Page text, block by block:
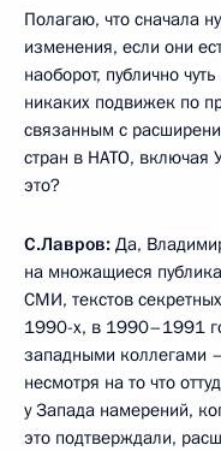
Полагаю, что сначала
изменения, если они
наоборот, публично
никаких подвижек по
связанным с
стран в НАТО, включая
это?
С.Лавров: Да,
на множащиеся
СМИ, текстов
1990-х, в 1990–1991
западными коллегами
несмотря на то что
у Запада намерений,
это подтверждали,